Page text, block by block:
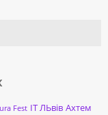
Fest ІТ ЛЬвів Ахтем